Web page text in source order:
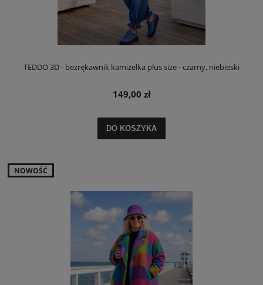
TEDDO 3D - bezrękawnik kamizelka plus size - czarny, niebieski
149,00 zł
DO KOSZYKA
NOWOŚĆ